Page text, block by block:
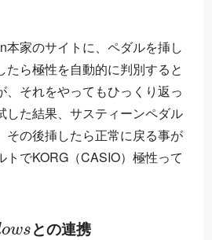
本家のサイトに、ペダルを挿し
たら極性を自動的に判別すると
、それをやってもひっくり返っ
した結果、サスティーンペダル
その後挿したら正常に戻る事が
トでKORG（CASIO）極性って
との連携